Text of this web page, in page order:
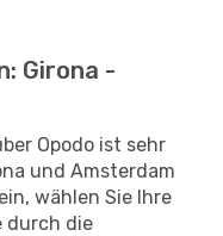
Girona -
Opodo ist sehr
und Amsterdam
wählen Sie Ihre
durch die